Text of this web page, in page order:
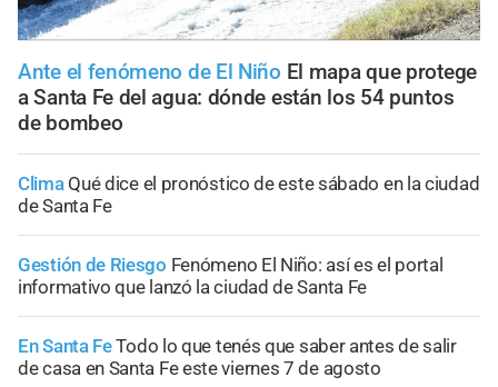
Ante el fenómeno de El Niño El mapa que protege
a Santa Fe del agua: dónde están los 54 puntos
de bombeo
Clima Qué dice el pronóstico de este sábado en la ciudad
de Santa Fe
Gestión de Riesgo Fenómeno El Niño: así es el portal
informativo que lanzó la ciudad de Santa Fe
En Santa FeTodo lo que tenés que saber antes de salir
de casa en Santa Fe este viernes 7 de agosto